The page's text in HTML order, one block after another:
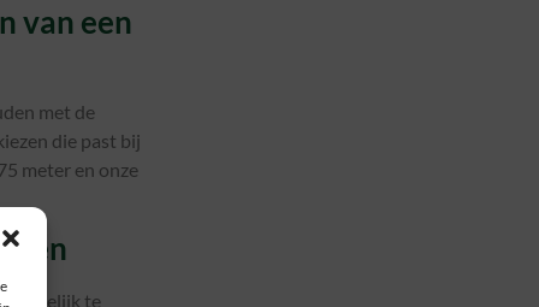
van een
met de
die past bij
meter en onze
te